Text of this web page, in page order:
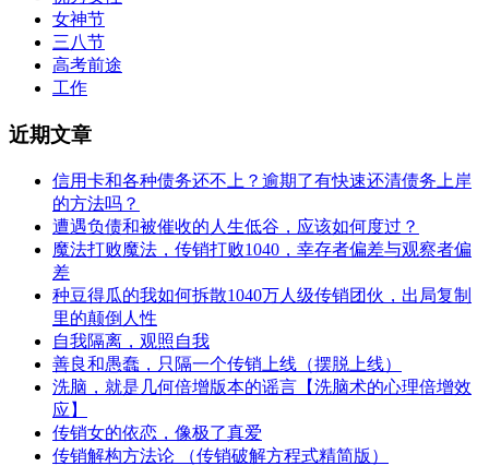
女神节
三八节
高考前途
工作
近期文章
信用卡和各种债务还不上？逾期了有快速还清债务上岸
的方法吗？
遭遇负债和被催收的人生低谷，应该如何度过？
魔法打败魔法，传销打败1040，幸存者偏差与观察者偏
差
种豆得瓜的我如何拆散1040万人级传销团伙，出局复制
里的颠倒人性
自我隔离，观照自我
善良和愚蠢，只隔一个传销上线（摆脱上线）
洗脑，就是几何倍增版本的谣言【洗脑术的心理倍增效
应】
传销女的依恋，像极了真爱
传销解构方法论 （传销破解方程式精简版）